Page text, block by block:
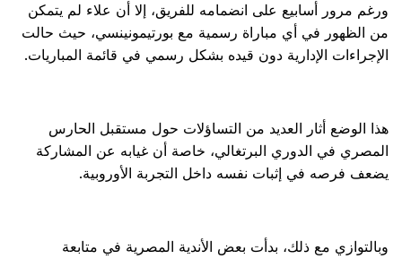
ورغم مرور أسابيع على انضمامه للفريق، إلا أن علاء لم يتمكن
من الظهور في أي مباراة رسمية مع بورتيمونينسي، حيث حالت
الإجراءات الإدارية دون قيده بشكل رسمي في قائمة المباريات.
هذا الوضع أثار العديد من التساؤلات حول مستقبل الحارس
المصري في الدوري البرتغالي، خاصة أن غيابه عن المشاركة
يضعف فرصه في إثبات نفسه داخل التجربة الأوروبية.
وبالتوازي مع ذلك، بدأت بعض الأندية المصرية في متابعة